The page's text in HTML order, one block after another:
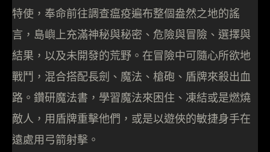
特使，奉命前往調查瘟疫遍布整個盎然之地的謠
言，島嶼上充滿神秘與秘密、危險與冒險、選擇與
結果，以及未開發的荒野。在冒險中可隨心所欲地
戰鬥，混合搭配長劍、魔法、槍砲、盾牌來殺出血
路。鑽研魔法書，學習魔法來困住、凍結或是燃燒
敵人，用盾牌重擊他們，或是以遊俠的敏捷身手在
遠處用弓箭射擊。